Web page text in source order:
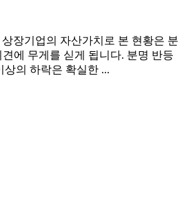
장기업의 자산가치로 본 현황은 분
에 무게를 싣게 됩니다. 분명 반등
상의 하락은 확실한 ...